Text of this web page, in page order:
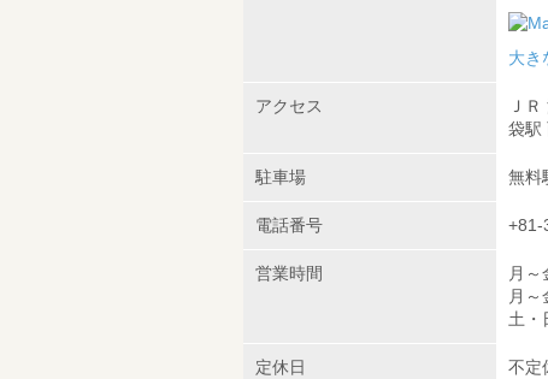
大き
アクセス
Ｊ
袋駅
駐車場 無料
電話番号 +81-
営業時間
月
月
土・
定休日 不定